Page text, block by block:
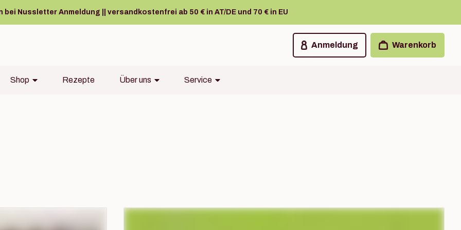
bei Nussletter Anmeldung || versandkostenfrei ab 50 € in AT/DE und 70 € in EU
Anmeldung Warenkorb
Shop Rezepte Über uns Service